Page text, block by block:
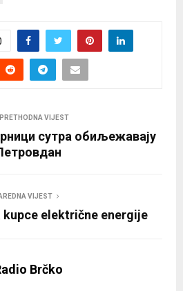
PRETHODNA VIJEST
сутра обиљежавају
VIJEST
kupce električne energije
Brčko